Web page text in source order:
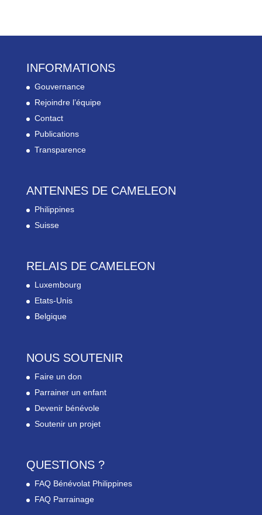
INFORMATIONS
Gouvernance
Rejoindre l’équipe
Contact
Publications
Transparence
ANTENNES DE CAMELEON
Philippines
Suisse
RELAIS DE CAMELEON
Luxembourg
Etats-Unis
Belgique
NOUS SOUTENIR
Faire un don
Parrainer un enfant
Devenir bénévole
Soutenir un projet
QUESTIONS ?
FAQ Bénévolat Philippines
FAQ Parrainage